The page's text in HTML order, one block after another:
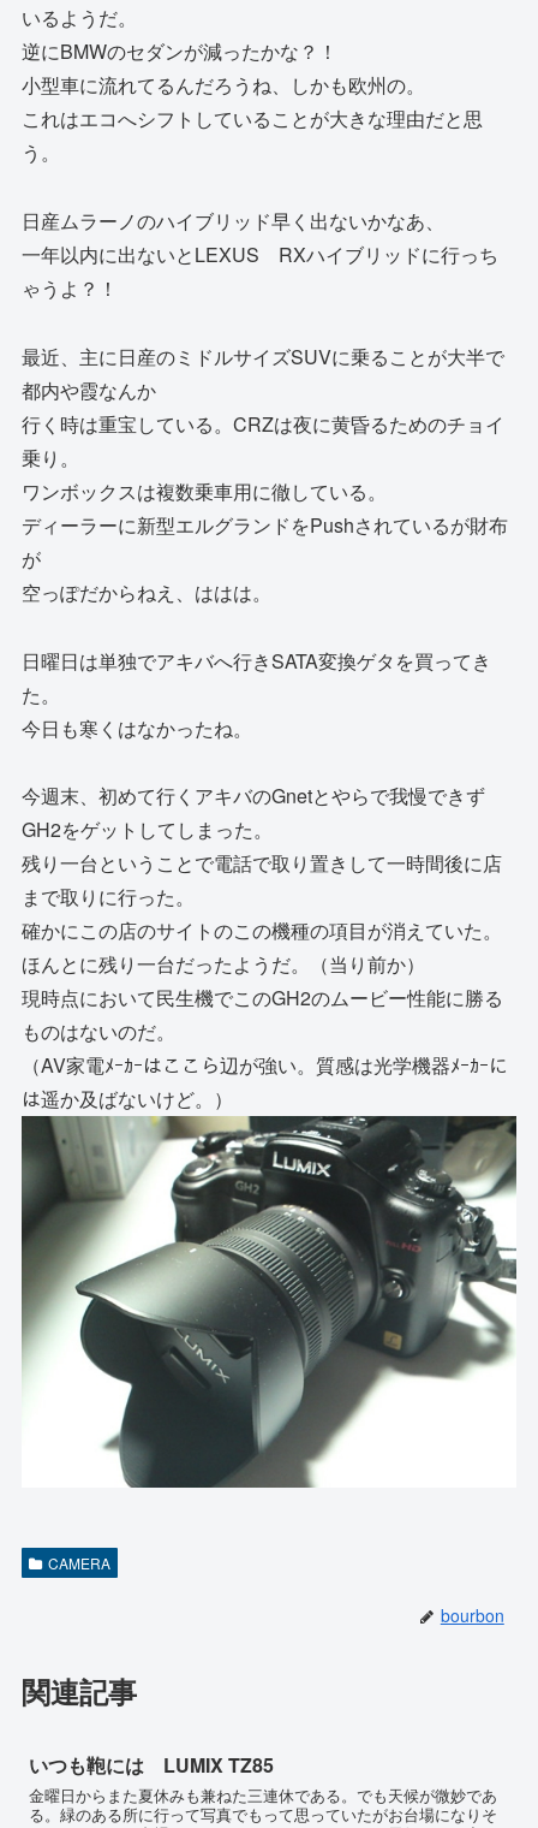
いるようだ。
逆にBMWのセダンが減ったかな？！
小型車に流れてるんだろうね、しかも欧州の。
これはエコへシフトしていることが大きな理由だと思
う。
日産ムラーノのハイブリッド早く出ないかなあ、
一年以内に出ないとLEXUS RXハイブリッドに行っち
ゃうよ？！
最近、主に日産のミドルサイズSUVに乗ることが大半で
都内や霞なんか
行く時は重宝している。CRZは夜に黄昏るためのチョイ
乗り。
ワンボックスは複数乗車用に徹している。
ディーラーに新型エルグランドをPushされているが財布
が
空っぽだからねえ、ははは。
日曜日は単独でアキバへ行きSATA変換ゲタを買ってき
た。
今日も寒くはなかったね。
今週末、初めて行くアキバのGnetとやらで我慢できず
GH2をゲットしてしまった。
残り一台ということで電話で取り置きして一時間後に店
まで取りに行った。
確かにこの店のサイトのこの機種の項目が消えていた。
ほんとに残り一台だったようだ。（当り前か）
現時点において民生機でこのGH2のムービー性能に勝る
ものはないのだ。
（AV家電ﾒｰｶｰはここら辺が強い。質感は光学機器ﾒｰｶｰに
は遥か及ばないけど。）
CAMERA
bourbon
関連記事
いつも鞄には LUMIX TZ85
金曜日からまた夏休みも兼ねた三連休である。でも天候が微妙であ
る。緑のある所に行って写真でもって思っていたがお台場になりそ